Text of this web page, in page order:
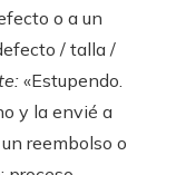
o a un
/ talla /
«Estupendo.
y la envié a
reembolso o